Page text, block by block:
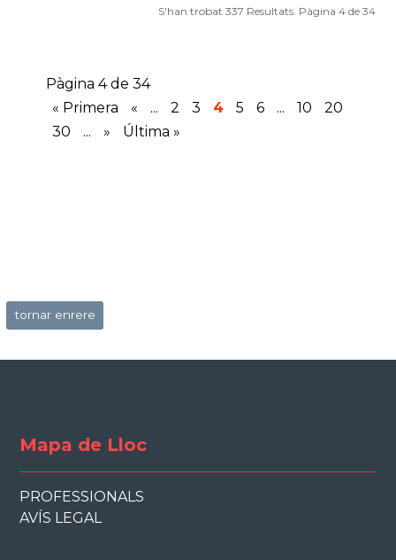
S'han trobat 337 Resultats. Pàgina 4 de 34
Pàgina 4 de 34
« Primera
« ... 2 3 4 5 6 ... 10
20
30
... » Última »
tornar enrere
Mapa de Lloc
PROFESSIONALS
AVÍS LEGAL